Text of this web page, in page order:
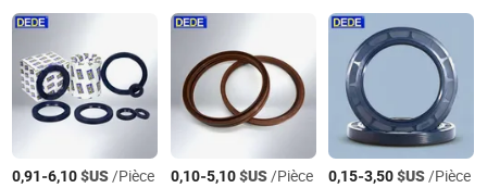
0,91-6,10$US/Pièce 0,10-5,10$US/Pièce 0,15-3,50$US/Pièce